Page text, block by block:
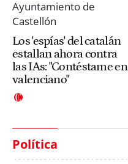
Los 'espías' del catalán
estallan ahora contra
las IAs: "Contéstame en
valenciano"
Política